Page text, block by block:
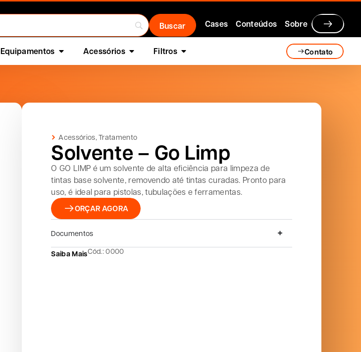
Cases Conteúdos Sobre
Equipamentos Acessórios Filtros Contato
Acessórios,Tratamento
Solvente – Go Limp
O GO LIMP é um solvente de alta eficiência para limpeza de
tintas base solvente, removendo até tintas curadas. Pronto para
uso, é ideal para pistolas, tubulações e ferramentas.
ORÇAR AGORA
Documentos
Saiba MaisCód.: 0000